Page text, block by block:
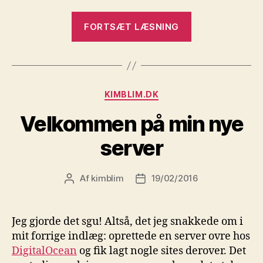
FORTSÆT LÆSNING
Kategorier
KIMBLIM.DK
Velkommen på min nye
server
Indlægsforfatter
Af kimblim Indlægsdato
19/02/2016
Jeg gjorde det sgu! Altså, det jeg snakkede om i
mit forrige indlæg: oprettede en server ovre hos
DigitalOcean og fik lagt nogle sites derover. Det